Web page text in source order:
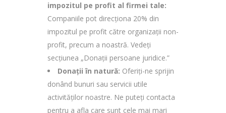
impozitul pe profit al firmei tale:
Companiile pot direcționa 20% din
impozitul pe profit către organizații non-
profit, precum a noastră. Vedeți
secțiunea „Donații persoane juridice.”
Donații în natură: Oferiți-ne sprijin
donând bunuri sau servicii utile
activităților noastre. Ne puteți contacta
pentru a afla care sunt cele mai mari